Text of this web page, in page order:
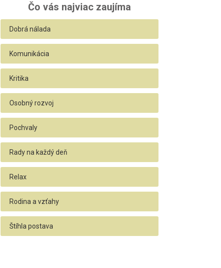
Čo vás najviac zaujíma
Dobrá nálada
Komunikácia
Kritika
Osobný rozvoj
Pochvaly
Rady na každý deň
Relax
Rodina a vzťahy
Štíhla postava